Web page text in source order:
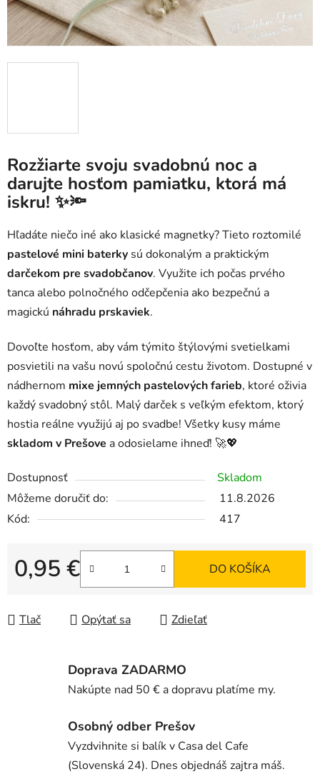
Rozžiarte svoju svadobnú noc a
darujte hosťom pamiatku, ktorá má
iskru! ✨🔦
Hľadáte niečo iné ako klasické magnetky? Tieto roztomilé
pastelové mini baterky sú dokonalým a praktickým
darčekom pre svadobčanov. Využite ich počas prvého
tanca alebo polnočného odčepčenia ako bezpečnú a
magickú náhradu prskaviek.
Dovoľte hosťom, aby vám týmito štýlovými svetielkami
posvietili na vašu novú spoločnú cestu životom. Dostupné v
nádhernom mixe jemných pastelových farieb, ktoré oživia
každý svadobný stôl. Malý darček s veľkým efektom, ktorý
hostia reálne využijú aj po svadbe! Všetky kusy máme
skladom v Prešove a odosielame ihneď! 🚀💖
Dostupnosť
Skladom
Môžeme doručiť do:
11.8.2026
Kód:
417
0,95 €
Jednotková cena:
DO KOŠÍKA
Tlač Opýtať sa Zdieľať
Doprava ZADARMO
Nakúpte nad 50 € a dopravu platíme my.
Osobný odber Prešov
Vyzdvihnite si balík v Casa del Cafe
(Slovenská 24). Dnes objednáš zajtra máš.